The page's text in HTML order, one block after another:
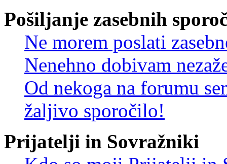
Pošiljanje zasebnih
Ne morem poslati
Nenehno dobivam
Od nekoga na forumu
žaljivo sporočilo!
Prijatelji in Sovražniki